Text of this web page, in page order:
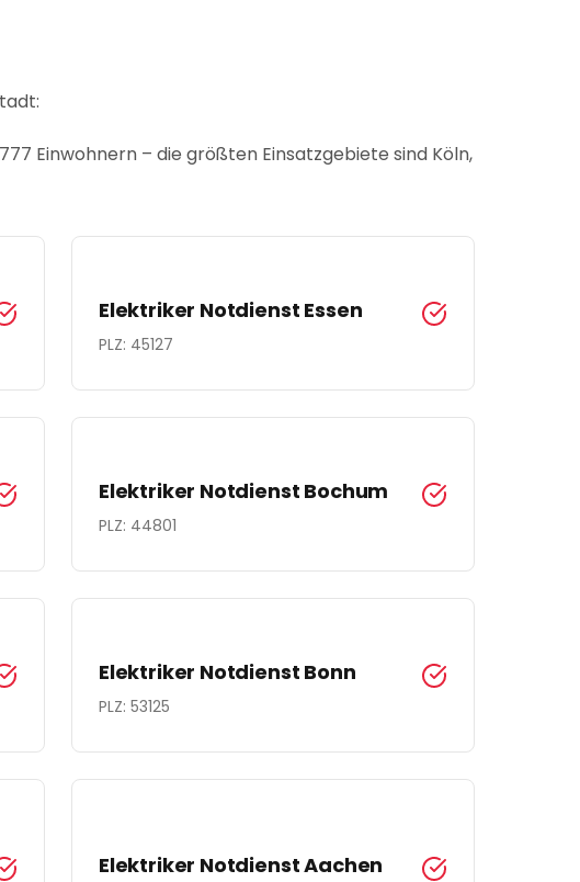
Einwohnern – die größten Einsatzgebiete sind Köln,
Elektriker Notdienst Essen
PLZ: 45127
Elektriker Notdienst Bochum
PLZ: 44801
Elektriker Notdienst Bonn
PLZ: 53125
Elektriker NotdienstAachen